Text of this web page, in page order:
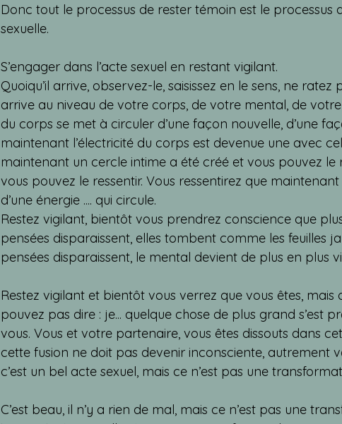
Donc tout le processus de rester témoin est le processus
sexuelle.
S’engager dans l’acte sexuel en restant vigilant.
Quoiqu’il arrive, observez-le, saisissez en le sens, ne ratez
arrive au niveau de votre corps, de votre mental, de votre
du corps se met à circuler d’une façon nouvelle, d’une
maintenant l’électricité du corps est devenue une avec
maintenant un cercle intime a été créé et vous pouvez le
vous pouvez le ressentir. Vous ressentirez que
d’une énergie .... qui circule.
Restez vigilant, bientôt vous prendrez conscience que
pensées disparaissent, elles tombent comme les feuilles
pensées disparaissent, le mental devient de plus en plus
Restez vigilant et bientôt vous verrez que vous êtes, mais
pouvez pas dire : je... quelque chose de plus grand s’est
vous. Vous et votre partenaire, vous êtes dissouts dans
cette fusion ne doit pas devenir inconsciente, autrement
c’est un bel acte sexuel, mais ce n’est pas une
C’est beau, il n’y a rien de mal, mais ce n’est pas une